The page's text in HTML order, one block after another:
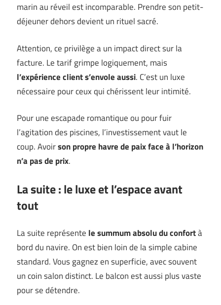
marin au réveil est incomparable. Prendre son petit-
déjeuner dehors devient un rituel sacré.
Attention, ce privilège a un impact direct sur la
facture. Le tarif grimpe logiquement, mais
l’expérience client s’envole aussi. C’est un luxe
nécessaire pour ceux qui chérissent leur intimité.
Pour une escapade romantique ou pour fuir
l’agitation des piscines, l’investissement vaut le
coup. Avoirson propre havre de paix face à l’horizon
n’a pas de prix.
La suite : le luxe et l’espace avant
tout
La suite représente le summum absolu du confortà
bord du navire. On est bien loin de la simple cabine
standard. Vous gagnez en superficie, avec souvent
un coin salon distinct. Le balcon est aussi plus vaste
pour se détendre.